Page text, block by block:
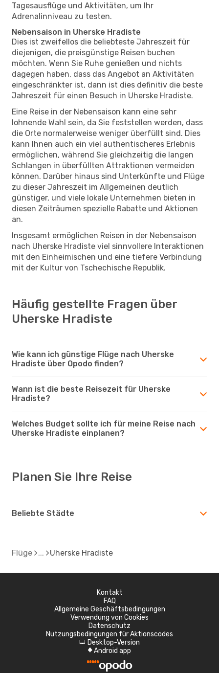
Tagesausflüge und Aktivitäten, um Ihr
Adrenalinniveau zu testen.
Nebensaison in Uherske Hradiste
Dies ist zweifellos die beliebteste Jahreszeit für
diejenigen, die preisgünstige Reisen buchen
möchten. Wenn Sie Ruhe genießen und nichts
dagegen haben, dass das Angebot an Aktivitäten
eingeschränkter ist, dann ist dies definitiv die beste
Jahreszeit für einen Besuch in Uherske Hradiste.
Eine Reise in der Nebensaison kann eine sehr
lohnende Wahl sein, da Sie feststellen werden, dass
die Orte normalerweise weniger überfüllt sind. Dies
kann Ihnen auch ein viel authentischeres Erlebnis
ermöglichen, während Sie gleichzeitig die langen
Schlangen in überfüllten Attraktionen vermeiden
können. Darüber hinaus sind Unterkünfte und Flüge
zu dieser Jahreszeit im Allgemeinen deutlich
günstiger, und viele lokale Unternehmen bieten in
diesen Zeiträumen spezielle Rabatte und Aktionen
an.
Insgesamt ermöglichen Reisen in der Nebensaison
nach Uherske Hradiste viel sinnvollere Interaktionen
mit den Einheimischen und eine tiefere Verbindung
mit der Kultur von Tschechische Republik.
Häufig gestellte Fragen über
Uherske Hradiste
Wie kann ich günstige Flüge nach Uherske
Hradiste über Opodo finden?
Wann ist die beste Reisezeit für Uherske
Hradiste?
Welches Budget sollte ich für meine Reise nach
Uherske Hradiste einplanen?
Planen Sie Ihre Reise
Beliebte Städte
Flüge Uherske Hradiste
Kontakt
FAQ
Allgemeine Geschäftsbedingungen
Verwendung von Cookies
Datenschutz
Nutzungsbedingungen für Aktionscodes
d Desktop-Version
A Android app